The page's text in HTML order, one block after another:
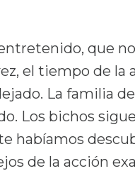
que
el tiempo de la
La familia
Los bichos
habíamos
de la acción